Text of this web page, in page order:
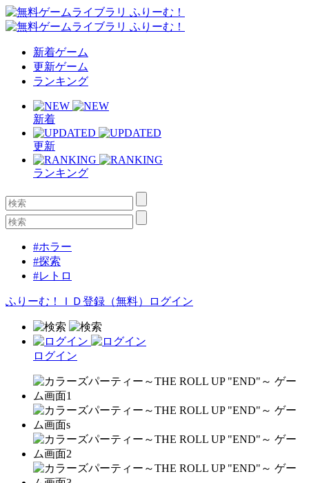
新着ゲーム
更新ゲーム
ランキング
新着
更新
ランキング
#ホラー
#探索
#レトロ
ふりーむ！ＩＤ登録（無料） ログイン
ログイン